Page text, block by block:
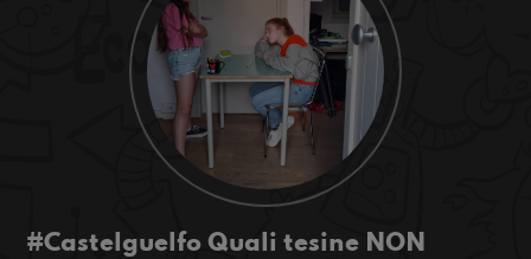
#Castelguelfo Quali tesine NON